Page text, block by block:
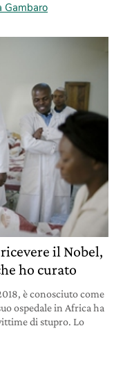
Gambaro
il Nobel,
ho curato
è conosciuto come
ospedale in Africa ha
di stupro. Lo